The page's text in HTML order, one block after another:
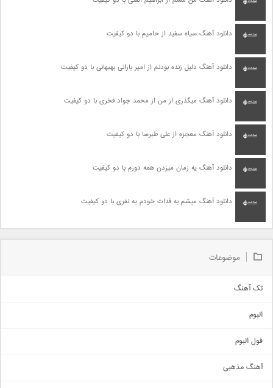
دانلود آهنگ سیاه سفید از حامیم با دو کیفیت
دانلود آهنگ دلیل زنده بودنم از امیر بارانی بهبهانی با دو کیفیت
دانلود آهنگ میگذری از من از محمد جواد فخری با دو کیفیت
دانلود آهنگ معجزه از علی طبرسا با دو کیفیت
دانلود آهنگ یه زمان میزدن همه دورم با دو کیفیت
دانلود آهنگ میشم به فدات خودم یه نفری با دو کیفیت
موضوعات
تک آهنگ
اجتماعی
حماسی
البوم
فول البوم
آهنگ مذهبی